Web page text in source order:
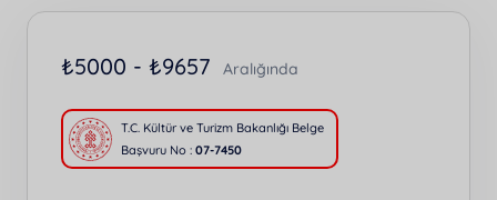
₺5000 - ₺9657 Aralığında
T.C. Kültür ve Turizm Bakanlığı Belge
Başvuru No :07-7450